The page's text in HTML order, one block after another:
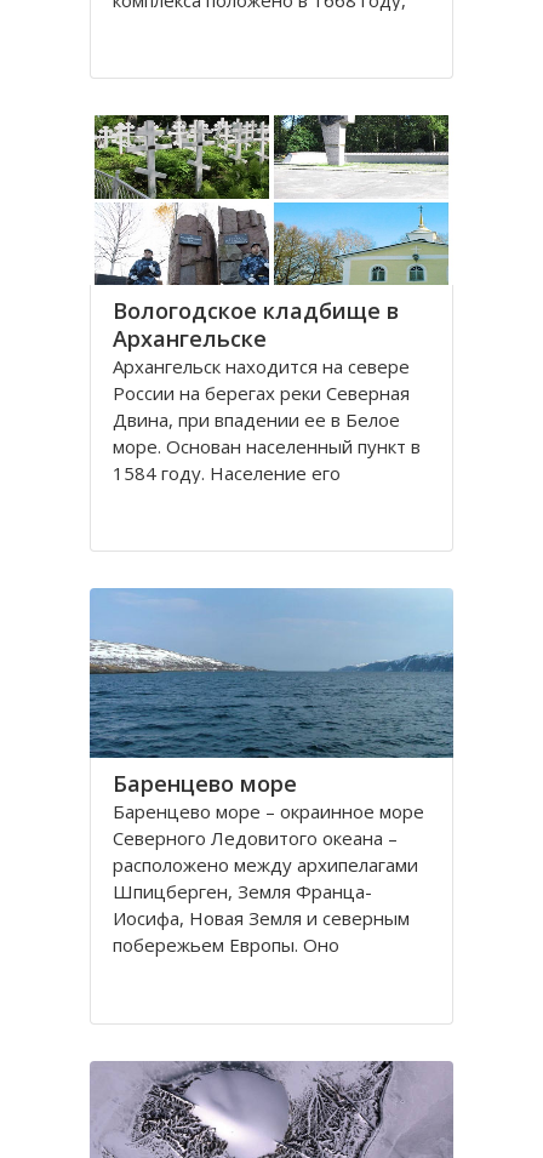
себе две функции: торговую и
Архангельск на тот момент являлся
крупным
Вологодское кладбище в
Архангельске
Архангельск находится на севере
России на берегах реки Северная
Двина, при впадении ее в Белое
море. Основан населенный пункт в
1584 году. Население его
порт. На территории города, в
расположено Вологодское
Баренцево море
Баренцево море – окраинное море
Северного Ледовитого океана –
расположено между архипелагами
Шпицберген, Земля Франца-
Иосифа, Новая Земля и северным
побережьем Европы. Оно
поверхности составляет 1424
Вмещает 282